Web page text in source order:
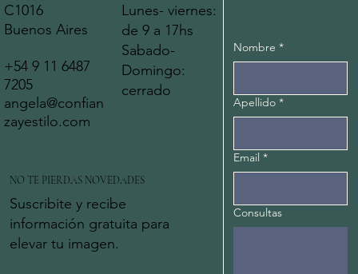
C1016
Buenos Aires
+54 9 11 6487
7205
angela@confian
zayestilo.com
Lunes- viernes:
de 9 a 17hs
Sabado-
Domingo:
cerrado
NO TE PIERDAS NOVEDADES
Suscribite y recibe
información gratuita para
elevar tu imagen.
Nombre *
Apellido *
Email *
Consultas